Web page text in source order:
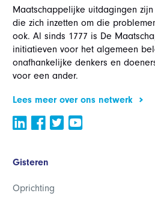
Maatschappelijke uitdagingen
die zich inzetten om die
ook. Al sinds 1777 is De
initiatieven voor het algemeen
onafhankelijke denkers en
voor een ander.
Lees meer over ons netwerk
Gisteren
Oprichting